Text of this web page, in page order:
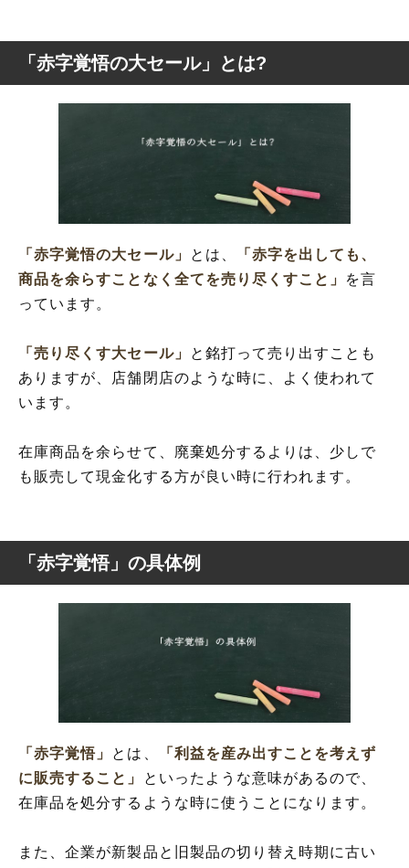
「赤字覚悟の大セール」とは?
「赤字覚悟の大セール」 とは、
「赤字を出しても、
商品を余らすことなく全てを売り尽くすこと」 を言
っています。
「売り尽くす大セール」
と銘打って売り出すことも
ありますが、店舗閉店のような時に、よく使われて
います。
在庫商品を余らせて、廃棄処分するよりは、少しで
も販売して現金化する方が良い時に行われます。
「赤字覚悟」の具体例
「赤字覚悟」 とは、
「利益を産み出すことを考えず
に販売すること」
といったような意味があるので、
在庫品を処分するような時に使うことになります。
また、企業が新製品と旧製品の切り替え時期に古い